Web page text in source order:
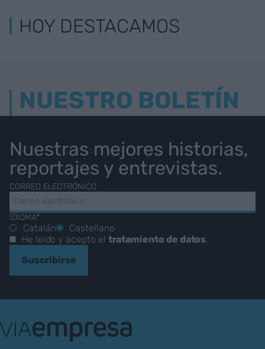
HOY DESTACAMOS
NUESTRO BOLETÍN
Nuestras mejores historias,
reportajes y entrevistas.
CORREO ELECTRÓNICO
IDIOMA*
Catalán
Castellano
He leído y acepto el tratamiento de datos.
Suscribirse